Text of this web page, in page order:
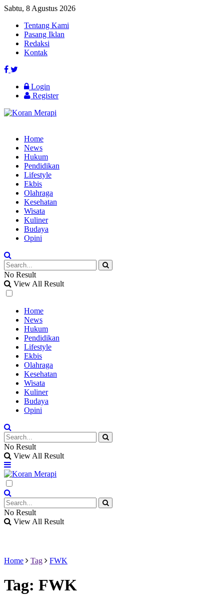
Sabtu, 8 Agustus 2026
Tentang Kami
Pasang Iklan
Redaksi
Kontak
Login
Register
Home
News
Hukum
Pendidikan
Lifestyle
Ekbis
Olahraga
Kesehatan
Wisata
Kuliner
Budaya
Opini
No Result
View All Result
Home
News
Hukum
Pendidikan
Lifestyle
Ekbis
Olahraga
Kesehatan
Wisata
Kuliner
Budaya
Opini
No Result
View All Result
No Result
View All Result
Home Tag FWK
Tag: FWK